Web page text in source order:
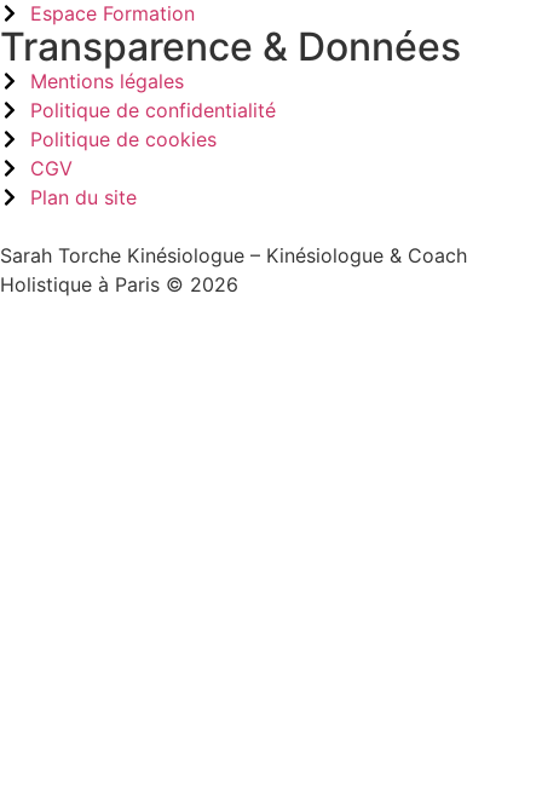
Espace Formation
Transparence & Données
Mentions légales
Politique de confidentialité
Politique de cookies
CGV
Plan du site
Sarah Torche Kinésiologue – Kinésiologue & Coach
Holistique à Paris © 2026